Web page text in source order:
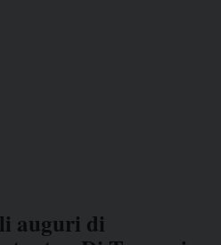
auguri di